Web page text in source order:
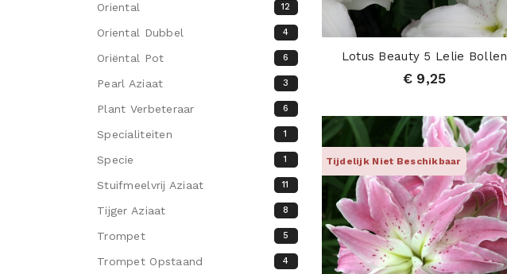
Oriental 12
Oriental Dubbel 4
Oriëntal Pot 6
Pearl Aziaat 3
Plant Verbeteraar 6
Specialiteiten 1
Specie 1
Stuifmeelvrij Aziaat 11
Tijger Aziaat 8
Trompet 5
Trompet Opstaand 4
Lotus Beauty 5 Lelie Bollen
€ 9,25
Tijdelijk Niet Beschikbaar